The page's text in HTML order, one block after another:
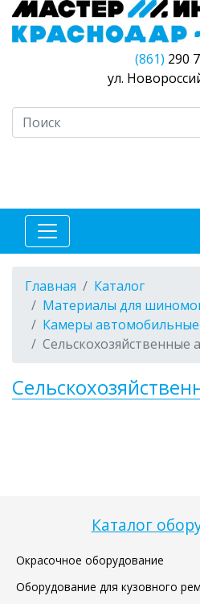
(861) 290
ул.
Каталог
Окрасочное оборудование
Оборудование для кузовного
Главная
Каталог
Материалы для
Камеры автомобильные
Сельскохозяйственные